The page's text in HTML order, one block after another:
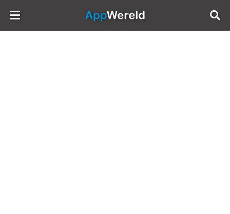
AppWereld